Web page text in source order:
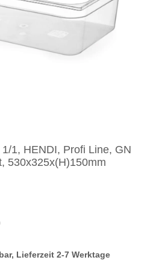
1, HENDI, Profi Line, GN
530x325x(H)150mm
Lieferzeit 2-7 Werktage